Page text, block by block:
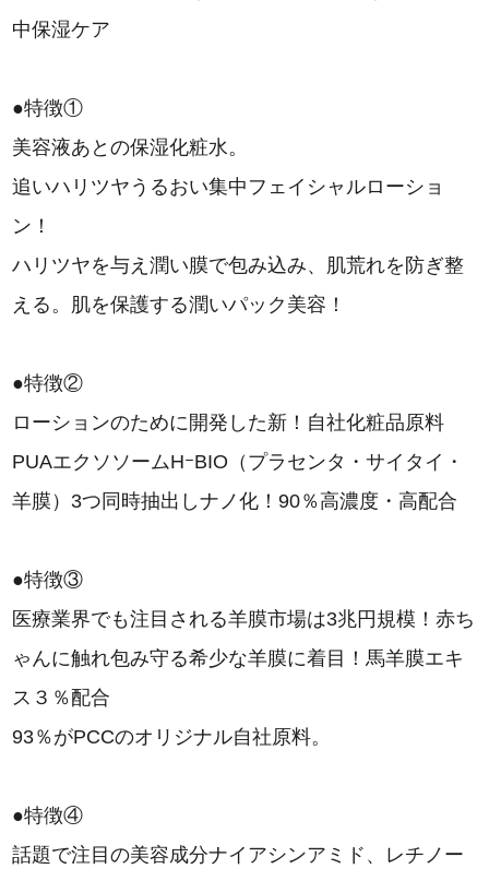
中保湿ケア
●特徴①
美容液あとの保湿化粧水。
追いハリツヤうるおい集中フェイシャルローショ
ン！
ハリツヤを与え潤い膜で包み込み、肌荒れを防ぎ整
える。肌を保護する潤いパック美容！
●特徴②
ローションのために開発した新！自社化粧品原料
PUAエクソソームHｰBIO（プラセンタ・サイタイ・
羊膜）3つ同時抽出しナノ化！90％高濃度・高配合
●特徴③
医療業界でも注目される羊膜市場は3兆円規模！赤ち
ゃんに触れ包み守る希少な羊膜に着目！馬羊膜エキ
ス３％配合
93％がPCCのオリジナル自社原料。
●特徴④
話題で注目の美容成分ナイアシンアミド、レチノー